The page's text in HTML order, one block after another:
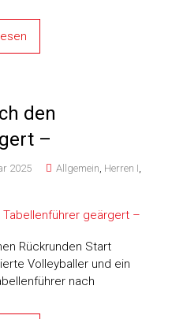
den
–
2025 Allgemein, Herren I,
Rückrunden Start
Volleyballer und ein
nach